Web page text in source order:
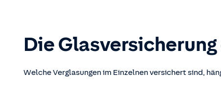
Die
Welche Verglasungen im Einzelnen versichert sind,